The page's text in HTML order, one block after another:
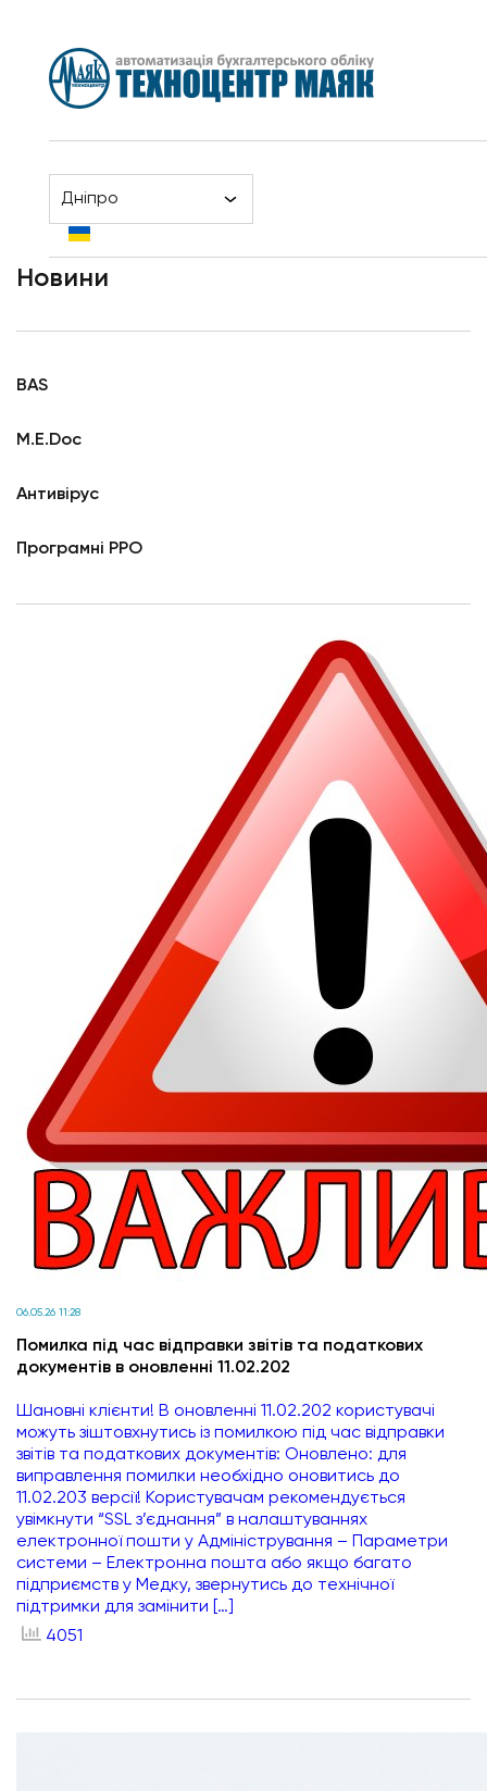
Дніпро
Новини
Новини
BAS
M.E.Doc
Антивірус
Програмні РРО
06.05.26 11:28
Помилка під час відправки звітів та податкових
документів в оновленні 11.02.202
Шановні клієнти! В оновленні 11.02.202 користувачі
можуть зіштовхнутись із помилкою під час відправки
звітів та податкових документів: Оновлено: для
виправлення помилки необхідно оновитись до
11.02.203 версії! Користувачам рекомендується
увімкнути “SSL з’єднання” в налаштуваннях
електронної пошти у Адміністрування – Параметри
системи – Електронна пошта або якщо багато
підприємств у Медку, звернутись до технічної
підтримки для замінити […]
4051